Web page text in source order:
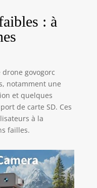
: à
govogorc
notamment une
et quelques
de carte SD. Ces
à la
failles.